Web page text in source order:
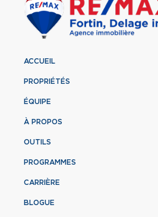
ACCUEIL
PROPRIÉTÉS
ÉQUIPE
À PROPOS
OUTILS
PROGRAMMES
CARRIÈRE
BLOGUE